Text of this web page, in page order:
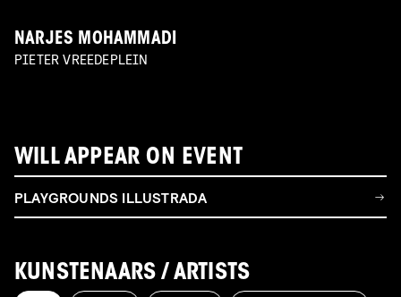
NARJES MOHAMMADI
PIETER VREEDEPLEIN
WILL APPEAR ON EVENT
PLAYGROUNDS ILLUSTRADA
KUNSTENAARS / ARTISTS